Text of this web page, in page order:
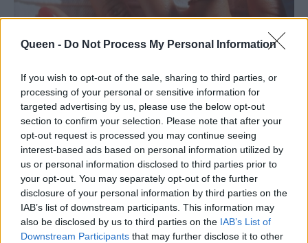
Queen - Do Not Process My Personal Information
If you wish to opt-out of the sale, sharing to third parties, or
processing of your personal or sensitive information for
targeted advertising by us, please use the below opt-out
section to confirm your selection. Please note that after your
opt-out request is processed you may continue seeing
interest-based ads based on personal information utilized by
us or personal information disclosed to third parties prior to
your opt-out. You may separately opt-out of the further
disclosure of your personal information by third parties on the
IAB’s list of downstream participants. This information may
also be disclosed by us to third parties on the IAB’s List of
Downstream Participants that may further disclose it to other
@imarninails
Επίλεξε ένα μονοχρωματικό κοραλί βερνίκι.